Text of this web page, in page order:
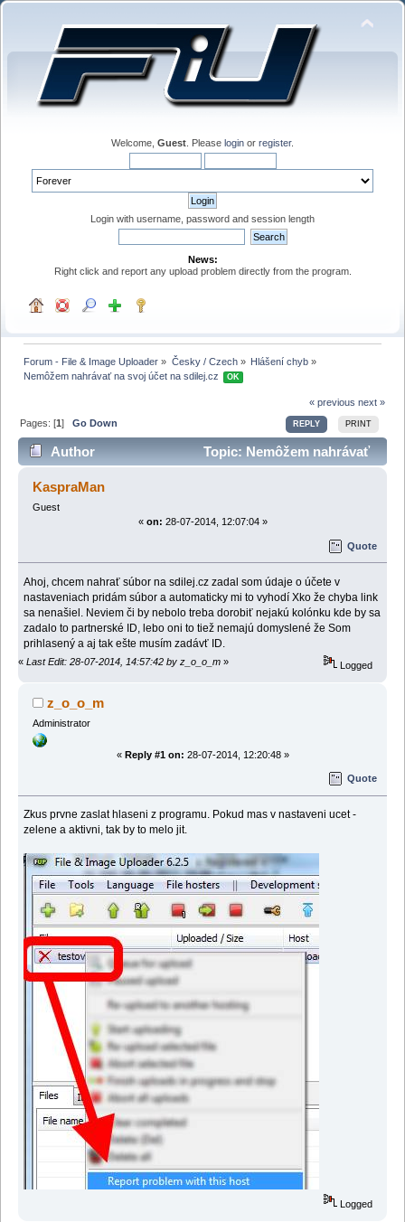
Welcome, Guest . Please login or register.
Login with username, password and session length
News:
Right click and report any upload problem directly from the program.
Forum - File & Image Uploader » Česky / Czech» Hlášení chyb»
Nemôžem nahrávať na svoj účet na sdilej.cz
OK
« previous next »
REPLY PRINT
Pages: [1]Go Down
Author
Topic: Nemôžem nahrávať
na svoj účet na sdilej.cz (Read 25979 times)
KaspraMan
Guest
« on: 28-07-2014, 12:07:04 »
Quote
Ahoj, chcem nahrať súbor na sdilej.cz zadal som údaje o účete v
nastaveniach pridám súbor a automaticky mi to vyhodí Xko že chyba link
sa nenašiel. Neviem či by nebolo treba dorobiť nejakú kolónku kde by sa
zadalo to partnerské ID, lebo oni to tiež nemajú domyslené že Som
prihlasený a aj tak ešte musím zadávť ID.
« Last Edit: 28-07-2014, 14:57:42 by z_o_o_m » Logged
z_o_o_m
Administrator
« Reply #1 on: 28-07-2014, 12:20:48 »
Quote
Zkus prvne zaslat hlaseni z programu. Pokud mas v nastaveni ucet -
zelene a aktivni, tak by to melo jit.
Logged